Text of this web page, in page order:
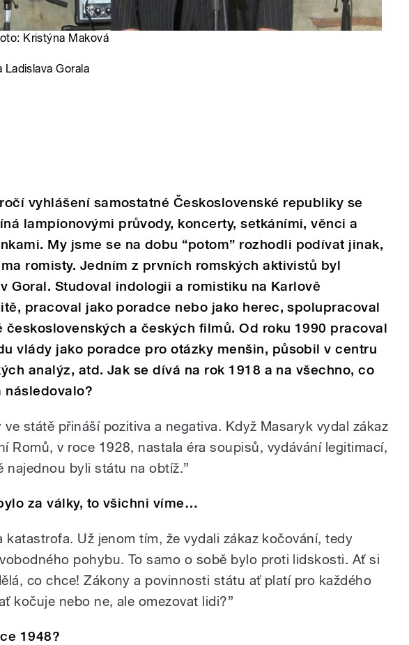
Kristýna Maková
Gorala
vyhlášení samostatné Československé republiky se
lampionovými průvody, koncerty, setkáními, věnci a
My jsme se na dobu “potom” rozhodli podívat jinak,
romisty. Jedním z prvních romských aktivistů byl
Goral. Studoval indologii a romistiku na Karlově
pracoval jako poradce nebo jako herec, spolupracoval
československých a českých filmů. Od roku 1990 pracoval
vlády jako poradce pro otázky menšin, působil v centru
analýz, atd. Jak se dívá na rok 1918 a na všechno, co
následovalo?
ve státě přináší pozitiva a negativa. Když Masaryk vydal zákaz
Romů, v roce 1928, nastala éra soupisů, vydávání legitimací,
najednou byli státu na obtíž.”
za války, to všichni víme…
katastrofa. Už jenom tím, že vydali zákaz kočování, tedy
pohybu. To samo o sobě bylo proti lidskosti. Ať si
co chce! Zákony a povinnosti státu ať platí pro každého
kočuje nebo ne, ale omezovat lidi?”
1948?